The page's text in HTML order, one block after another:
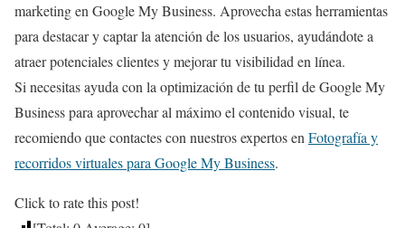
marketing en Google My Business. Aprovecha estas herramientas
para destacar y captar la atención de los usuarios, ayudándote a
atraer potenciales clientes y mejorar tu visibilidad en línea.
Si necesitas ayuda con la optimización de tu perfil de Google My
Business para aprovechar al máximo el contenido visual, te
recomiendo que contactes con nuestros expertos enFotografía y
recorridos virtuales para Google My Business.
Click to rate this post!